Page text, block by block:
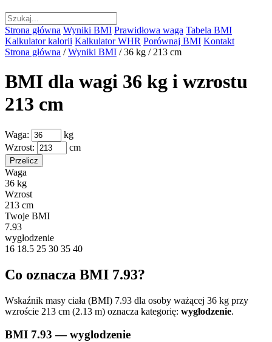
Strona główna Wyniki BMI Prawidłowa waga Tabela BMI
Kalkulator kalorii Kalkulator WHR Porównaj BMI Kontakt
Strona główna / Wyniki BMI / 36 kg / 213 cm
BMI dla wagi 36 kg i wzrostu
213 cm
Waga:
kg
Wzrost:
cm
Przelicz
Waga
36 kg
Wzrost
213 cm
Twoje BMI
7.93
wygłodzenie
16 18.5 25 30 35 40
Co oznacza BMI 7.93?
Wskaźnik masy ciała (BMI) 7.93 dla osoby ważącej 36 kg przy
wzroście 213 cm (2.13 m) oznacza kategorię: wygłodzenie.
BMI 7.93 — wyglodzenie